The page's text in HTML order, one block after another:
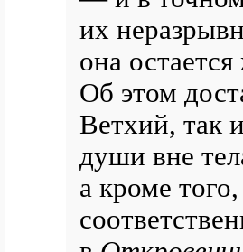
их
она
Об этом
Ветхий, так
души вне
а кроме